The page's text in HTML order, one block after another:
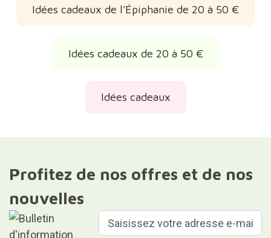
Idées cadeaux de l'Épiphanie de 20 à 50 €
Idées cadeaux de 20 à 50 €
Idées cadeaux
Profitez de nos offres et de nos
nouvelles